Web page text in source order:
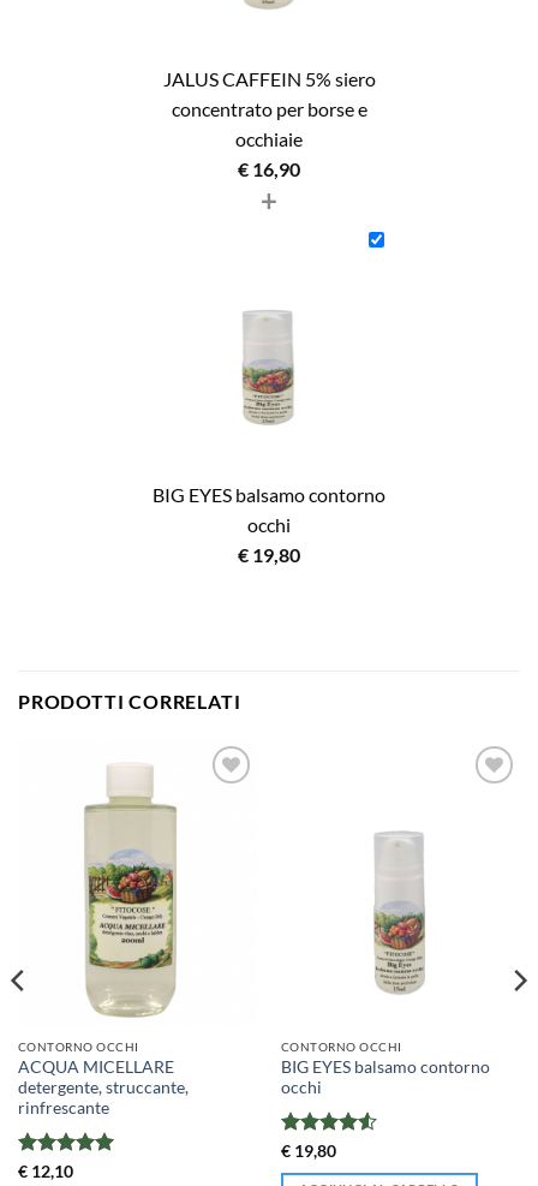
JALUS CAFFEIN 5% siero
concentrato per borse e
occhiaie
€ 16,90
+
BIG EYES balsamo contorno
occhi
€ 19,80
PRODOTTI CORRELATI
CONTORNO OCCHI
ACQUA MICELLARE
detergente, struccante,
rinfrescante
Valutato
€12,10
CONTORNO OCCHI
BIG EYES balsamo contorno
occhi
Valutato
4.52su 5
€19,80